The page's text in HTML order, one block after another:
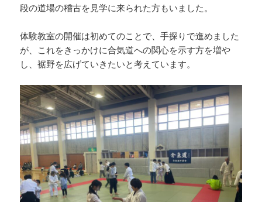
段の道場の稽古を見学に来られた方もいました。
体験教室の開催は初めてのことで、手探りで進めました
が、これをきっかけに合気道への関心を示す方を増や
し、裾野を広げていきたいと考えています。